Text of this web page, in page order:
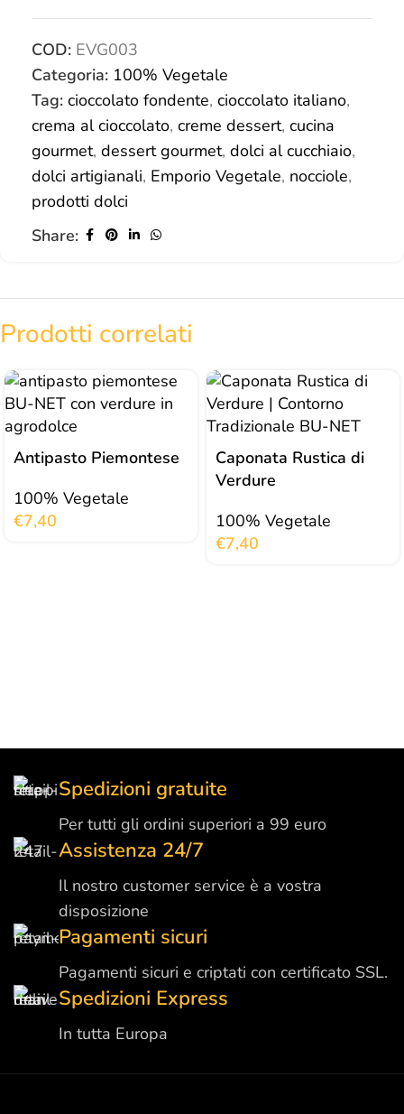
COD: EVG003
Categoria: 100% Vegetale
Tag: cioccolato fondente, cioccolato italiano,
crema al cioccolato, creme dessert, cucina
gourmet, dessert gourmet, dolci al cucchiaio,
dolci artigianali, Emporio Vegetale, nocciole,
prodotti dolci
Share:
Prodotti correlati
Antipasto Piemontese
100% Vegetale
€7,40
Caponata Rustica di
Verdure
100% Vegetale
€7,40
Spedizioni gratuite
Per tutti gli ordini superiori a 99 euro
Assistenza 24/7
Il nostro customer service è a vostra
disposizione
Pagamenti sicuri
Pagamenti sicuri e criptati con certificato SSL.
Spedizioni Express
In tutta Europa